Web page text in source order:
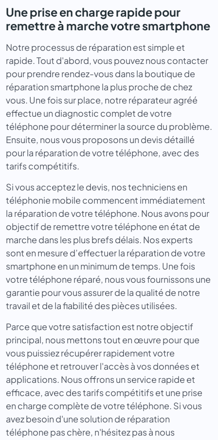
Une prise en charge rapide pour
remettre à marche votre smartphone
Notre processus de réparation est simple et
rapide. Tout d'abord, vous pouvez nous contacter
pour prendre rendez-vous dans la boutique de
réparation smartphone la plus proche de chez
vous. Une fois sur place, notre réparateur agréé
effectue un diagnostic complet de votre
téléphone pour déterminer la source du problème.
Ensuite, nous vous proposons un devis détaillé
pour la réparation de votre téléphone, avec des
tarifs compétitifs.
Si vous acceptez le devis, nos techniciens en
téléphonie mobile commencent immédiatement
la réparation de votre téléphone. Nous avons pour
objectif de remettre votre téléphone en état de
marche dans les plus brefs délais. Nos experts
sont en mesure d’effectuer la réparation de votre
smartphone en un minimum de temps. Une fois
votre téléphone réparé, nous vous fournissons une
garantie pour vous assurer de la qualité de notre
travail et de la fiabilité des pièces utilisées.
Parce que votre satisfaction est notre objectif
principal, nous mettons tout en œuvre pour que
vous puissiez récupérer rapidement votre
téléphone et retrouver l'accès à vos données et
applications. Nous offrons un service rapide et
efficace, avec des tarifs compétitifs et une prise
en charge complète de votre téléphone. Si vous
avez besoin d'une solution de réparation
téléphone pas chère, n'hésitez pas à nous